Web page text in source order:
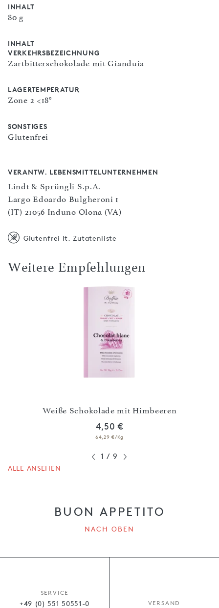
INHALT
80 g
INHALT
VERKEHRSBEZEICHNUNG
Zartbitterschokolade mit Gianduia
LAGERTEMPERATUR
Zone 2 <18°
SONSTIGES
Glutenfrei
VERANTW. LEBENSMITTELUNTERNEHMEN
Lindt & Sprüngli S.p.A.
Largo Edoardo Bulgheroni 1
(IT) 21056 Induno Olona (VA)
Glutenfrei lt. Zutatenliste
Weitere Empfehlungen
Weiße Schokolade mit Himbeeren
4,50 €
64,29 €/Kg
1 / 9
ALLE ANSEHEN
BUON APPETITO
NACH OBEN
SERVICE
+49 (0) 551 50551-0 VERSAND